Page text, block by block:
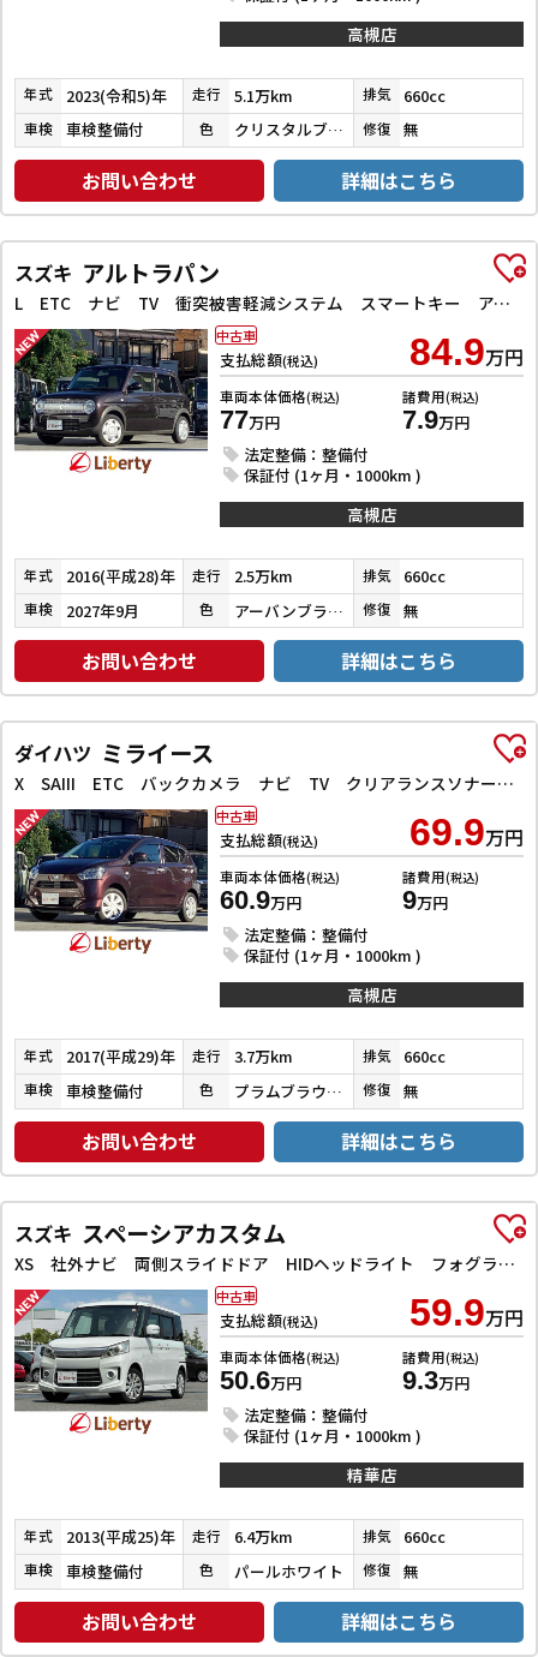
高槻店
年式 2023(令和5)年 走行 5.1万km 排気 660cc
車検 車検整備付 色 クリスタルブラックパール 修復 無
お問い合わせ 詳細はこちら
スズキ アルトラパン
L ETC ナビ TV 衝突被害軽減システム スマートキー アイドリングストップ 電動格納ミラー シートヒーター ベンチシート CVT 盗難防止システム ABS ESC CD 衝突安全ボディ エアコン
支払総額(税込) 84.9万円
車両本体価格(税込)
77万円
諸費用(税込)
7.9万円
法定整備：整備付
保証付 (1ヶ月・1000km )
中古車
高槻店
年式 2016(平成28)年 走行 2.5万km 排気 660cc
車検 2027年9月 色 アーバンブラウンパールメタリック 修復 無
お問い合わせ 詳細はこちら
ダイハツ ミライース
X SAIII ETC バックカメラ ナビ TV クリアランスソナー 衝突被害軽減システム オートマチックハイビーム LEDヘッドランプ キーレスエントリー アイドリングストップ 電動格納ミラー
支払総額(税込) 69.9万円
車両本体価格(税込)
60.9万円
諸費用(税込)
9万円
法定整備：整備付
保証付 (1ヶ月・1000km )
中古車
高槻店
年式 2017(平成29)年 走行 3.7万km 排気 660cc
車検 車検整備付 色 プラムブラウンクリスタルマイカ 修復 無
お問い合わせ 詳細はこちら
スズキ スペーシアカスタム
XS 社外ナビ 両側スライドドア HIDヘッドライト フォグライト スマートキー プッシュスタート 電動格納ミラー オートエアコン 純正アルミホイール
支払総額(税込) 59.9万円
車両本体価格(税込)
50.6万円
諸費用(税込)
9.3万円
法定整備：整備付
保証付 (1ヶ月・1000km )
中古車
精華店
年式 2013(平成25)年 走行 6.4万km 排気 660cc
車検 車検整備付 色 パールホワイト 修復 無
お問い合わせ 詳細はこちら